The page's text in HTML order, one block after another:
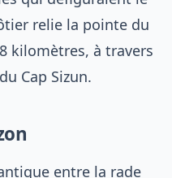
relie la pointe du
kilomètres, à travers
Cap Sizun.
entre la rade